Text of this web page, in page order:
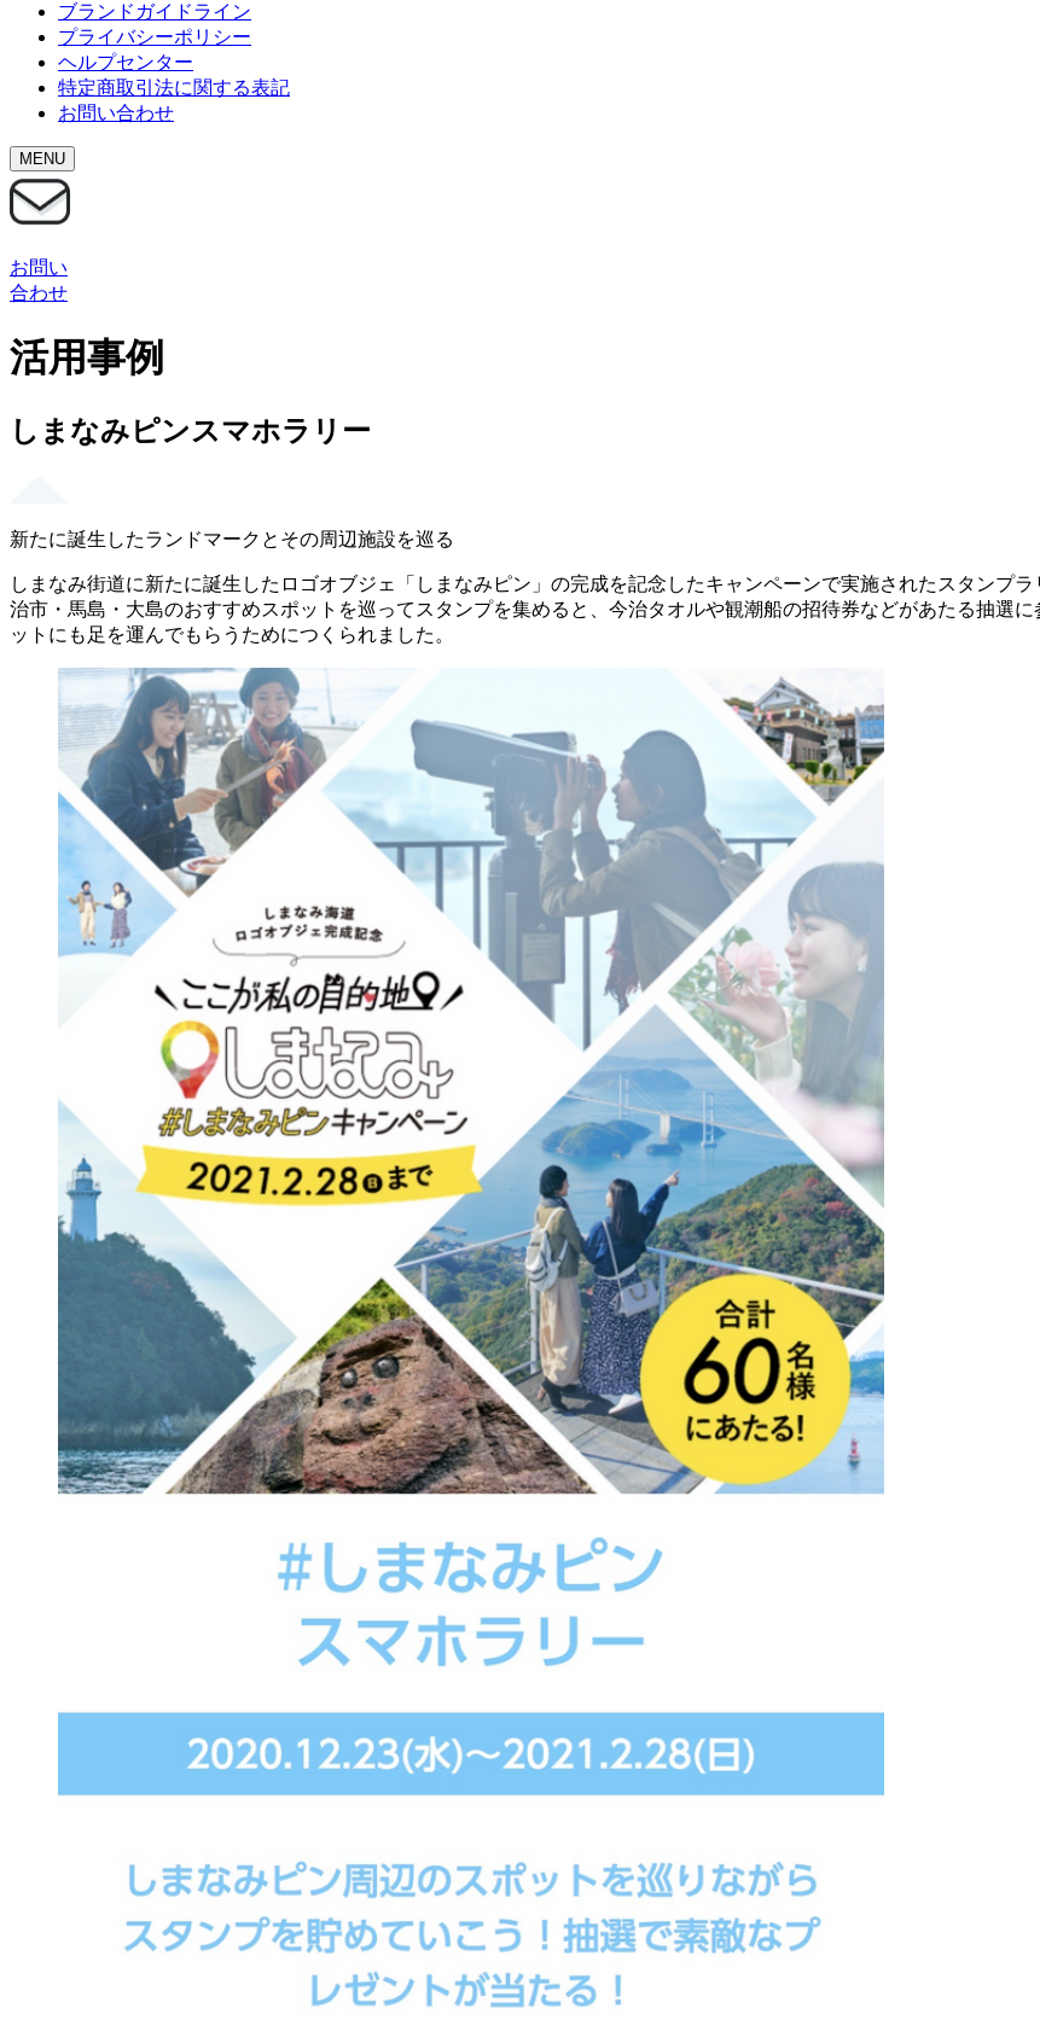
ブランドガイドライン
プライバシーポリシー
ヘルプセンター
特定商取引法に関する表記
お問い合わせ
MENU
お問い
合わせ
活用事例
しまなみピンスマホラリー
新たに誕生したランドマークとその周辺施設を巡る
しまなみ街道に新たに誕生したロゴオブジェ「しまなみピン」の完成を記念したキャンペーンで実施されたスタンプ
治市・馬島・大島のおすすめスポットを巡ってスタンプを集めると、今治タオルや観潮船の招待券などがあたる抽選
ットにも足を運んでもらうためにつくられました。